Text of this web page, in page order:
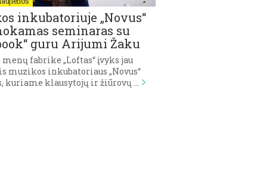
inkubatoriuje „Novus“
seminaras su
guru Arijumi Žaku
fabrike „Loftas“ įvyks jau
muzikos inkubatoriaus „Novus“
kuriame klausytojų ir žiūrovų …